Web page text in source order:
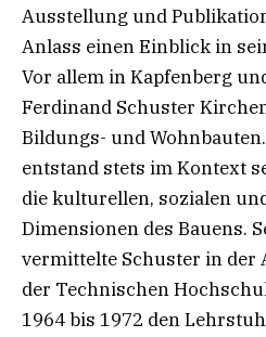
Ausstellung und
Anlass einen Einblick in
Vor allem in Kapfenberg
Ferdinand Schuster
Bildungs- und
entstand stets im Kontext
die kulturellen, sozialen
Dimensionen des Bauens.
vermittelte Schuster in
der Technischen
1964 bis 1972 den